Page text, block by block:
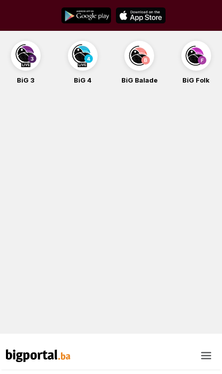
content
BiG 3 BiG 4 BiG Balade BiG Folk